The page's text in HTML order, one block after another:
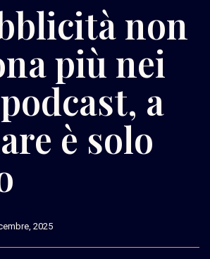
non
più nei
a
è solo
2025